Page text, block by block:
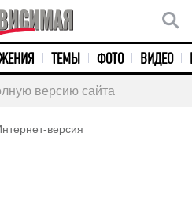
ТЕМЫ ФОТО ВИДЕО
версию сайта
версия